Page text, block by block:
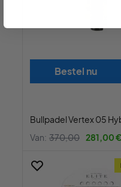
Bestel nu
Bullpadel Vertex 05
Van: 370,00 281,00 €